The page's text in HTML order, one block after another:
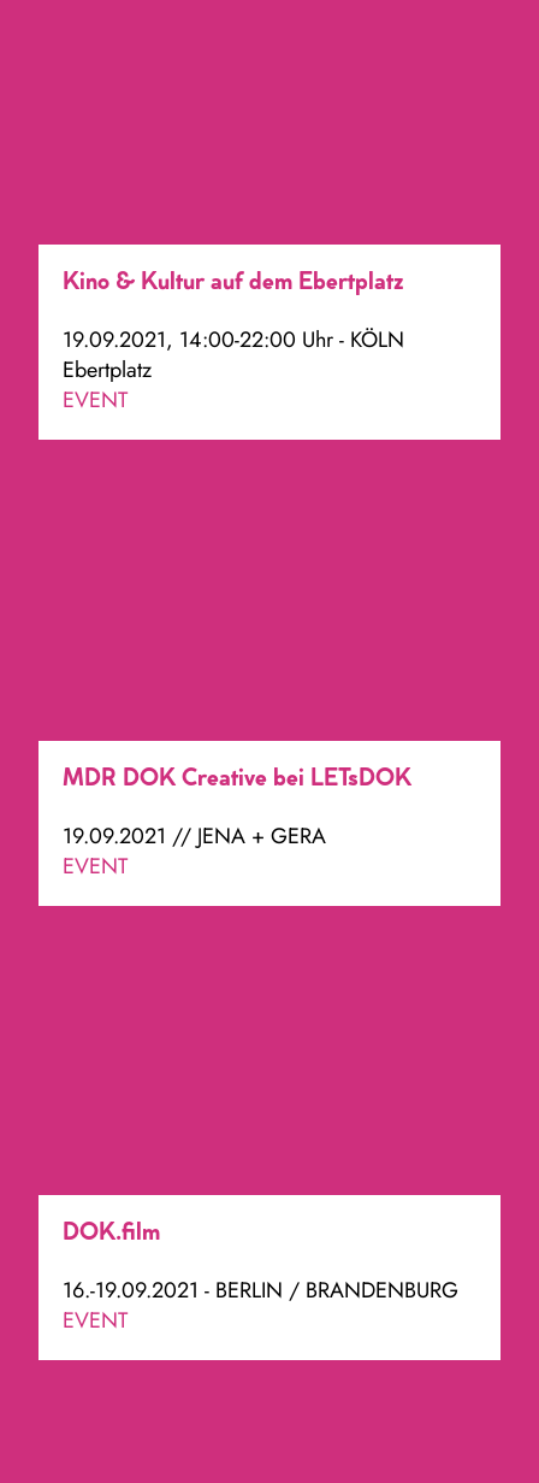
Kino & Kultur auf dem Ebertplatz
19.09.2021, 14:00-22:00 Uhr - KÖLN
Ebertplatz
EVENT
MDR DOK Creative bei LETsDOK
19.09.2021 // JENA + GERA
EVENT
DOK.film
16.-19.09.2021 - BERLIN / BRANDENBURG
EVENT